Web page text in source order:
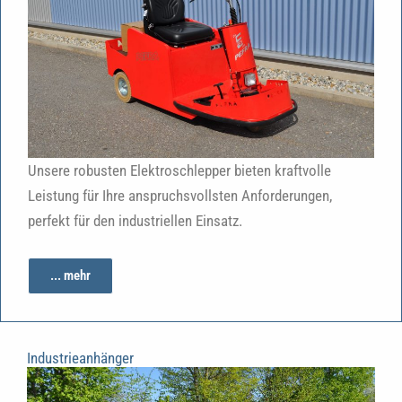
Unsere robusten Elektroschlepper bieten kraftvolle
Leistung für Ihre anspruchsvollsten Anforderungen,
perfekt für den industriellen Einsatz.
... mehr
Industrieanhänger